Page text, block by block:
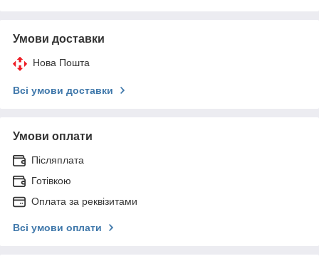
Умови доставки
Нова Пошта
Всі умови доставки
Умови оплати
Післяплата
Готівкою
Оплата за реквізитами
Всі умови оплати